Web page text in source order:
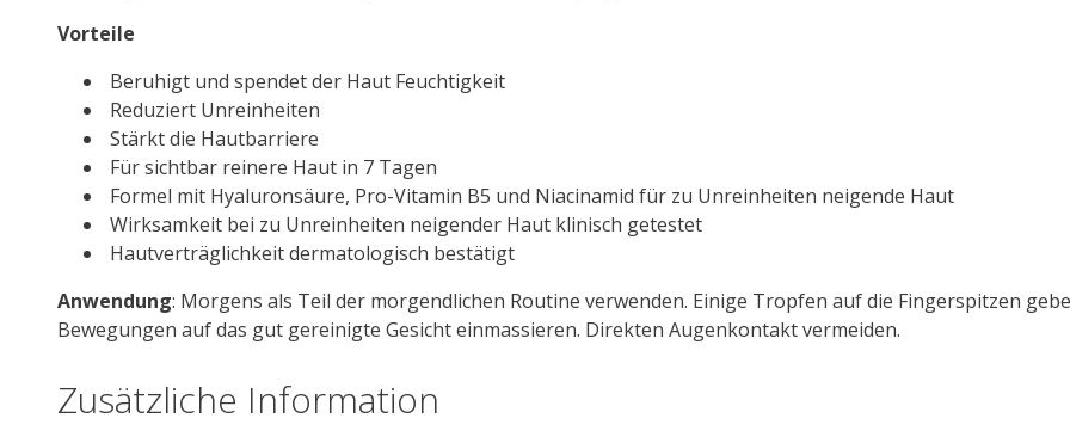
Vorteile
Beruhigt und spendet der Haut Feuchtigkeit
Reduziert Unreinheiten
Stärkt die Hautbarriere
Für sichtbar reinere Haut in 7 Tagen
Formel mit Hyaluronsäure, Pro-Vitamin B5 und Niacinamid für zu Unreinheiten neigende Haut
Wirksamkeit bei zu Unreinheiten neigender Haut klinisch getestet
Hautverträglichkeit dermatologisch bestätigt
Anwendung: Morgens als Teil der morgendlichen Routine verwenden. Einige Tropfen auf die Fingerspitzen
Bewegungen auf das gut gereinigte Gesicht einmassieren. Direkten Augenkontakt vermeiden.
Zusätzliche Information